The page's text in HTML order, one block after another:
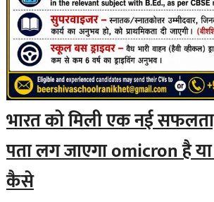
भारत को मिली एक नई
पता लग जाएगा omicron है या
कैसे